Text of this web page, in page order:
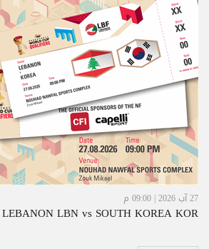
27 آب 2026 | 09:00 م
LEBANON LBN vs SOUTH KOREA KOR